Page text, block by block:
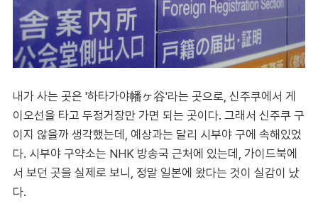
내가 사는 곳은 '하타가야幡ヶ谷'라는 곳으로, 신주쿠에서 게
이오선을 타고 두정거장만 가면 되는 곳이다. 그래서 신주쿠 구
이지 않을까 생각했는데, 예상과는 달리 시부야 구에 속해있었
다. 시부야 구약소는 NHK 방송국 근처에 있는데, 가이드북에
서 보던 곳을 실제로 보니, 정말 일본에 왔다는 것이 실감이 났
다.